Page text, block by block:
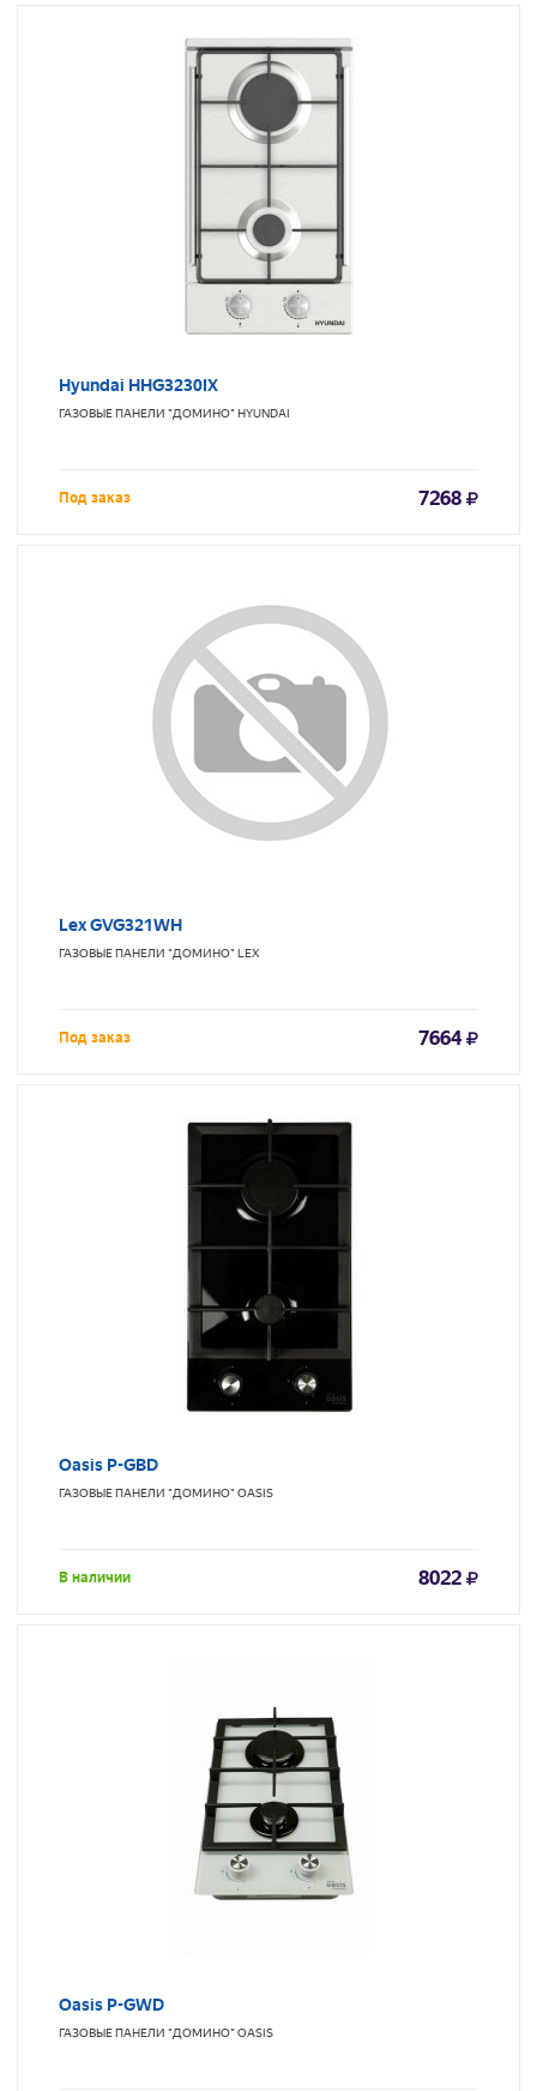
Hyundai HHG3230IX
ГАЗОВЫЕ ПАНЕЛИ "ДОМИНО"HYUNDAI
Под заказ 7268
Lex GVG321WH
ГАЗОВЫЕ ПАНЕЛИ "ДОМИНО"LEX
Под заказ 7664
Oasis P-GBD
ГАЗОВЫЕ ПАНЕЛИ "ДОМИНО"OASIS
В наличии 8022
Oasis P-GWD
ГАЗОВЫЕ ПАНЕЛИ "ДОМИНО"OASIS